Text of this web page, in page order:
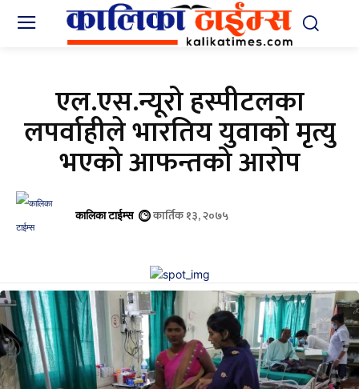
एल.एस.न्यूरो हस्पीटलका
लपर्वाहीले भारतिय युवाको मृत्यु
भएको आफन्तको आरोप
कालिका टाईम्स कार्तिक १३, २०७५